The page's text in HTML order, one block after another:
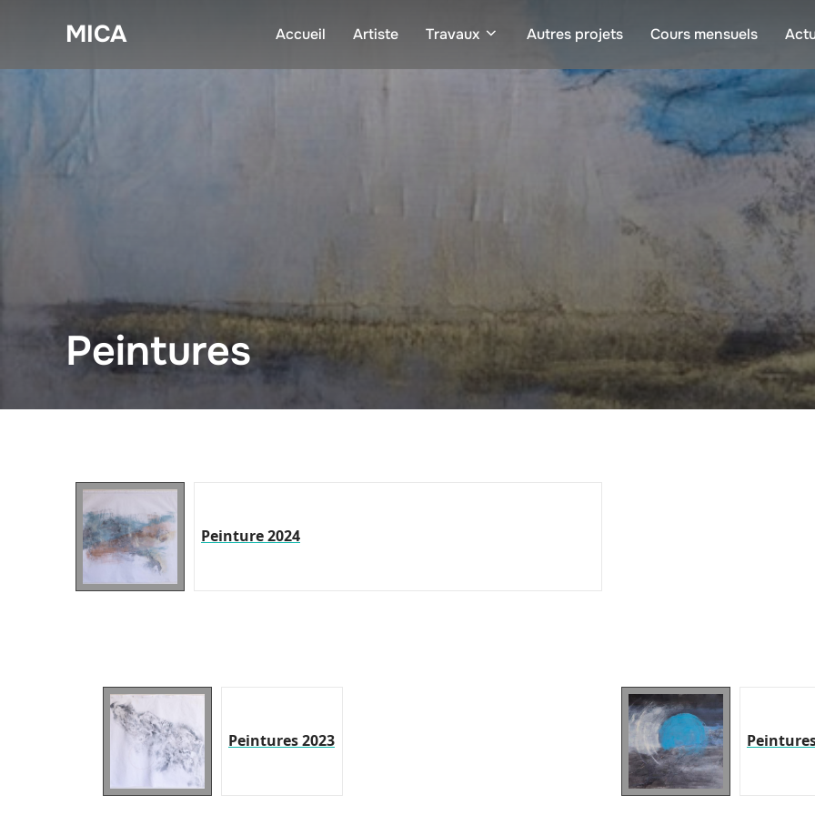
MICA Accueil Artiste Travaux Autres projets Cours mensuels
Peintures
Peinture 2024
Peintures 2023